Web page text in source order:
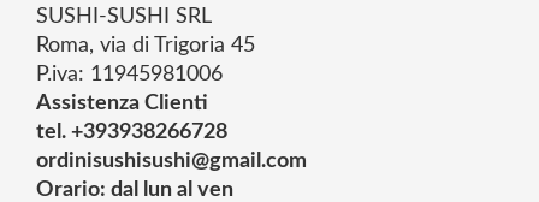
SUSHI-SUSHI SRL
Roma, via di Trigoria 45
P.iva: 11945981006
Assistenza Clienti
tel. +393938266728
ordinisushisushi@gmail.com
Orario: dal lun al ven